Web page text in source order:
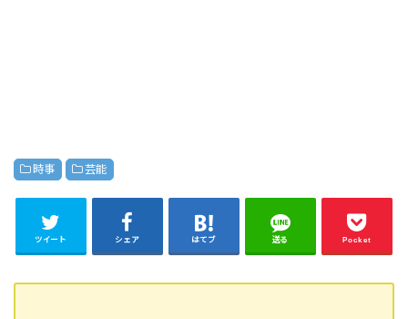
時事 芸能
ツイート シェア はてブ 送る Pocket